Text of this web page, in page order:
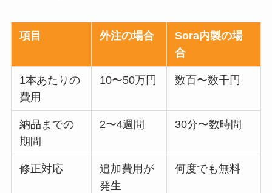
項目 外注の場合
Sora内製の場
合
1本あたりの
費用
10〜50万円 数百〜数千円
納品までの
期間
2〜4週間 30分〜数時間
修正対応
追加費用が
発生
何度でも無料